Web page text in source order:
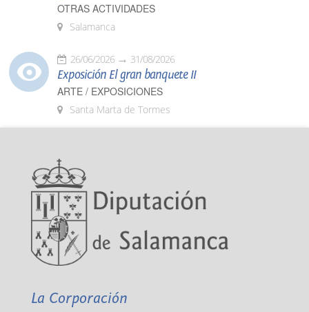
OTRAS ACTIVIDADES
Salamanca
26/06/2026 31/08/2026
Exposición El gran banquete II
ARTE / EXPOSICIONES
Santa Marta de Tormes
La Corporación